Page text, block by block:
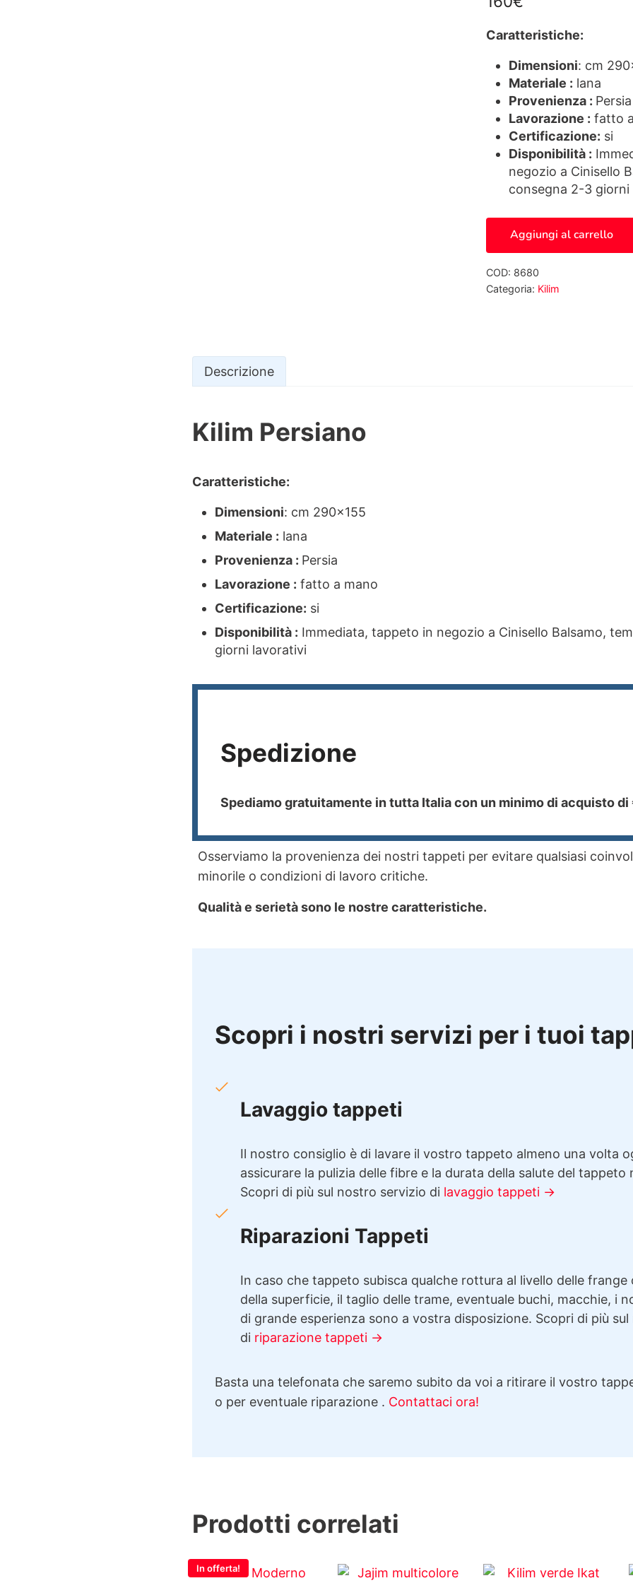
Caratteristiche:
Dimensioni: cm
Materiale : lana
Provenienza : Persia
Lavorazione : fatto
Certificazione: si
Disponibilità :
negozio a Cinisello
consegna 2-3 giorni
Kilim Persiano 8680
Aggiungi al carrello
COD: 8680
Categoria: Kilim
Descrizione
Kilim Persiano
Caratteristiche:
Dimensioni: cm 290×155
Materiale : lana
Provenienza : Persia
Lavorazione : fatto a mano
Certificazione: si
Disponibilità : Immediata, tappeto in negozio a Cinisello Balsamo,
giorni lavorativi
Spedizione
Spediamo gratuitamente in tutta Italia con un minimo di acquisto di
Osserviamo la provenienza dei nostri tappeti per evitare qualsiasi
minorile o condizioni di lavoro critiche.
Qualità e serietà sono le nostre caratteristiche.
Scopri i nostri servizi per i tuoi
Lavaggio tappeti
Il nostro consiglio è di lavare il vostro tappeto almeno una volta
assicurare la pulizia delle fibre e la durata della salute del tappeto
Scopri di più sul nostro servizio di lavaggio tappeti →
Riparazioni Tappeti
In caso che tappeto subisca qualche rottura al livello delle frange
della superficie, il taglio delle trame, eventuale buchi, macchie, i
di grande esperienza sono a vostra disposizione. Scopri di più
di riparazione tappeti →
Basta una telefonata che saremo subito da voi a ritirare il vostro
o per eventuale riparazione . Contattaci ora!
Prodotti correlati
In offerta!